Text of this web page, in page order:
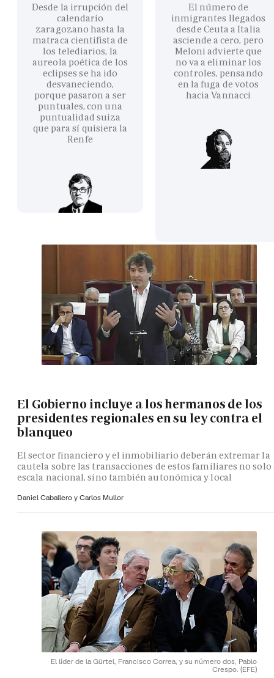
Desde la irrupción del
calendario
zaragozano hasta la
matraca cientifista de
los telediarios, la
aureola poética de los
eclipses se ha ido
desvaneciendo,
porque pasaron a ser
puntuales, con una
puntualidad suiza
que para sí quisiera la
Renfe
El número de
inmigrantes llegados
desde Ceuta a Italia
asciende a cero, pero
Meloni advierte que
no va a eliminar los
controles, pensando
en la fuga de votos
hacia Vannacci
El Gobierno incluye a los hermanos de los
presidentes regionales en su ley contra el
blanqueo
El sector financiero y el inmobiliario deberán extremar la
cautela sobre las transacciones de estos familiares no solo
escala nacional, sino también autonómica y local
Daniel Caballero y Carlos Mullor
El líder de la Gürtel, Francisco Correa, y su número dos, Pablo
Crespo. (EFE)